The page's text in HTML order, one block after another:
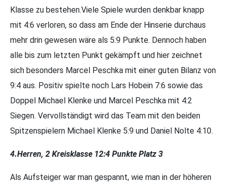
Klasse zu bestehen.Viele Spiele wurden denkbar knapp
mit 4:6 verloren, so dass am Ende der Hinserie durchaus
mehr drin gewesen wäre als 5:9 Punkte. Dennoch haben
alle bis zum letzten Punkt gekämpft und hier zeichnet
sich besonders Marcel Peschka mit einer guten Bilanz von
9:4 aus. Positiv spielte noch Lars Hobein 7:6 sowie das
Doppel Michael Klenke und Marcel Peschka mit 4:2
Siegen. Vervollständigt wird das Team mit den beiden
Spitzenspielern Michael Klenke 5:9 und Daniel Nolte 4:10.
4.Herren, 2 Kreisklasse 12:4 Punkte Platz 3
Als Aufsteiger war man gespannt, wie man in der höheren